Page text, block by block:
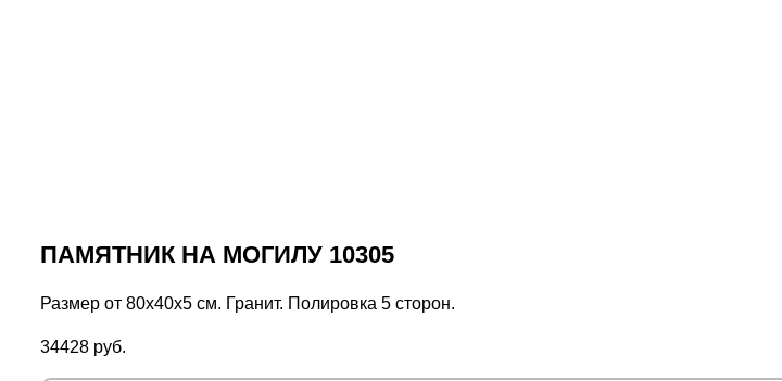
ПАМЯТНИК НА МОГИЛУ 10305
Размер от 80х40х5 см. Гранит. Полировка 5 сторон.
34428 руб.